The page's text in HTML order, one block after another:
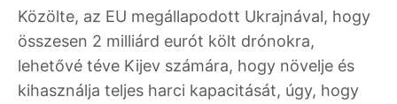
Közölte, az EU megállapodott Ukrajnával, hogy
összesen 2 milliárd eurót költ drónokra,
lehetővé téve Kijev számára, hogy növelje és
kihasználja teljes harci kapacitását, úgy, hogy